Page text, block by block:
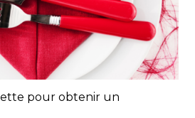
pour obtenir un